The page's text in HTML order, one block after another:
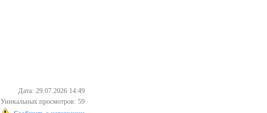
Дата: 29.07.2026 14:49
Уникальных просмотров: 59